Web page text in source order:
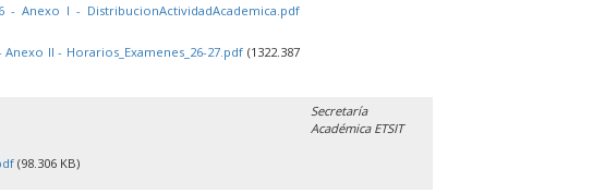
- Anexo I - DistribucionActividadAcademica.pdf
II - Horarios_Examenes_26-27.pdf(1322.387
(98.306 KB)
Secretaría
Académica ETSIT